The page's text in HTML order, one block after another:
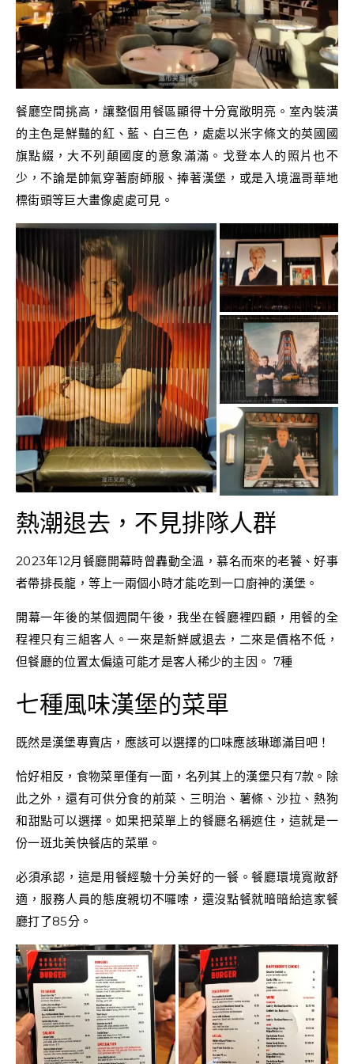
餐廳空間挑高，讓整個用餐區顯得十分寬敞明亮。室內裝潢
的主色是鮮豔的紅、藍、白三色，處處以米字條文的英國國
旗點綴，大不列顛國度的意象滿滿。戈登本人的照片也不
少，不論是帥氣穿著廚師服、捧著漢堡，或是入境溫哥華地
標街頭等巨大畫像處處可見。
熱潮退去，不見排隊人群
2023年12月餐廳開幕時曾轟動全溫，慕名而來的老饕、好事
者帶排長龍，等上一兩個小時才能吃到一口廚神的漢堡。
開幕一年後的某個週間午後，我坐在餐廳裡四顧，用餐的全
程裡只有三組客人。一來是新鮮感退去，二來是價格不低，
但餐廳的位置太偏遠可能才是客人稀少的主因。 7種
七種風味漢堡的菜單
既然是漢堡專賣店，應該可以選擇的口味應該琳瑯滿目吧！
恰好相反，食物菜單僅有一面，名列其上的漢堡只有7款。除
此之外，還有可供分食的前菜、三明治、薯條、沙拉、熱狗
和甜點可以選擇。如果把菜單上的餐廳名稱遮住，這就是一
份一班北美快餐店的菜單。
必須承認，這是用餐經驗十分美好的一餐。餐廳環境寬敞舒
適，服務人員的態度親切不囉嗦，還沒點餐就暗暗給這家餐
廳打了85分。